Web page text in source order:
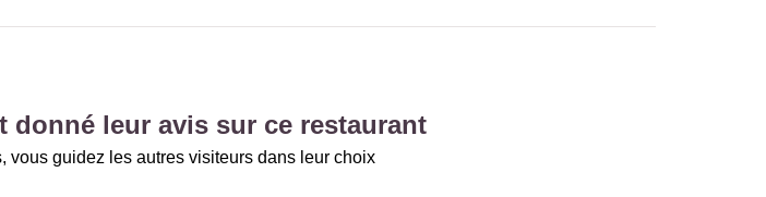
donné leur avis sur ce restaurant
vous guidez les autres visiteurs dans leur choix